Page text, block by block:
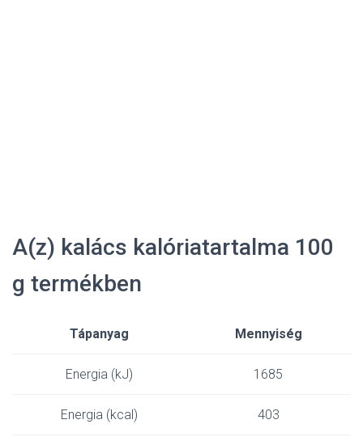
A(z) kalács kalóriatartalma 100
g termékben
Tápanyag Mennyiség
Energia (kJ) 1685
Energia (kcal) 403